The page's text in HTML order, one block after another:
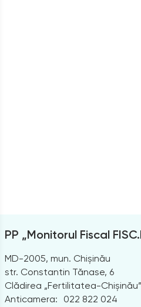
PP „Monitorul Fiscal
MD-2005, mun. Chișinău
str. Constantin Tănase, 6
Clădirea „Fertilitatea-
Anticamera:
022 822 024